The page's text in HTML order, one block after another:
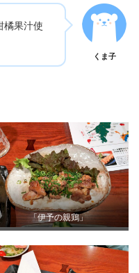
くま子
橘果汁使
「伊予の親鶏」